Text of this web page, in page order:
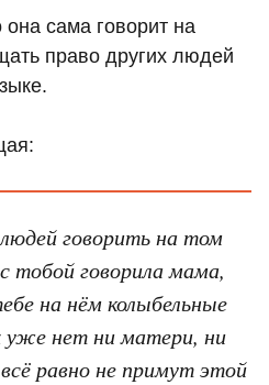
она сама говорит на
право других людей
говорить на том
тобой говорила мама,
на нём колыбельные
уже нет ни матери, ни
равно не примут этой